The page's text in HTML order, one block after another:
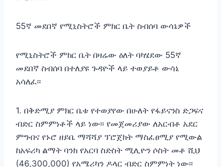
55ኛ መደበኛ የሚኒስትሮች ምክር ቤት ስብሰባ ውሳኔዎች
የሚኒስትሮች ምክር ቤት በዛሬው ዕለት ባካሄደው 55ኛ
መደበኛ ስብሰባ በተለያዩ ጉዳዮች ላይ ተወያይቶ ውሳኔ
አሳለፈ፡፡
1. በቅድሚያ ምክር ቤቱ የተወያየው በሁለት የፋይናንስ ድጋፍና
ብድር ስምምነቶች ላይ ነው፡፡ የመጀመሪያው ለአርብቶ አደር
ምግብና የኑሮ ዘይቤ ማሻሻያ ፕሮጀክት ማስፈፀሚያ የሚውል
ከአፍሪካ ልማት ባንክ የአርባ ስድስት ሚሊዮን ሶስት መቶ ሺህ
(46,300,000) የአሜሪካን ዶላር ብድር ስምምነት ነው፡፡